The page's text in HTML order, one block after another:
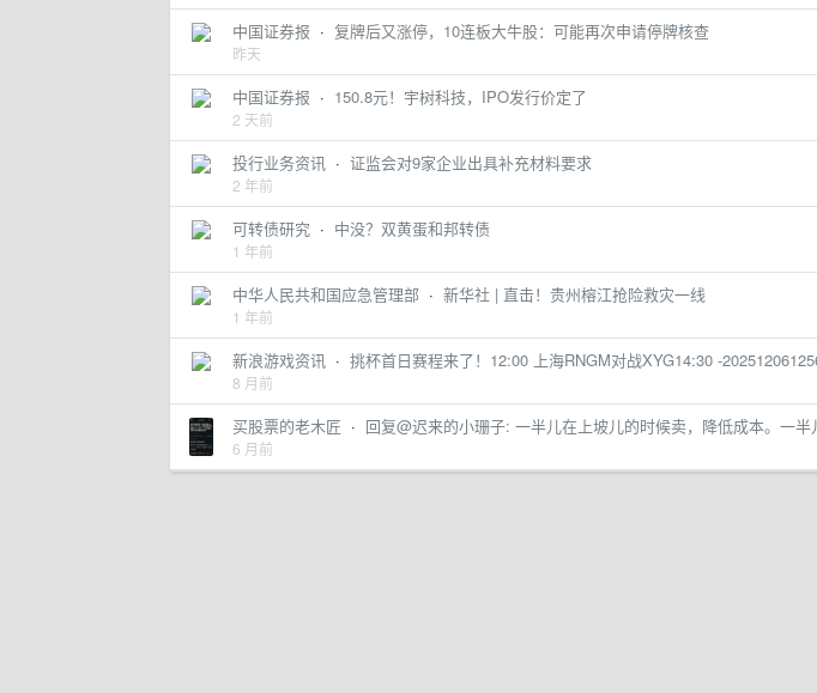
中国证券报 · 复牌后又涨停，10连板大牛股：可能再次申请停牌核查
昨天
中国证券报 · 150.8元！宇树科技，IPO发行价定了
2 天前
投行业务资讯 · 证监会对9家企业出具补充材料要求
2 年前
可转债研究 · 中没？双黄蛋和邦转债
1 年前
中华人民共和国应急管理部 · 新华社 | 直击！贵州榕江抢险救灾一线
1 年前
新浪游戏资讯 · 挑杯首日赛程来了！12:00 上海RNGM对战XYG14:30 -
8 月前
买股票的老木匠 · 回复@迟来的小珊子: 一半儿在上坡儿的时候卖，降低成本。一半
6 月前